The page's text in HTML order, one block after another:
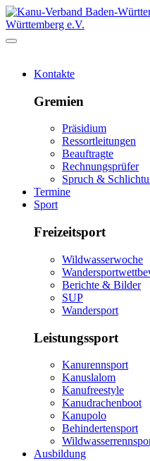
Württemberg e.V.
Kontakte
Gremien
Präsidium
Ressortleitungen
Beauftragte
Rechnungsprüfer
Spruch &
Termine
Sport
Freizeitsport
Wildwasserwoche
Berichte & Bilder
SUP
Wandersport
Leistungssport
Kanurennsport
Kanuslalom
Kanufreestyle
Kanudrachenboot
Kanupolo
Behindertensport
Ausbildung